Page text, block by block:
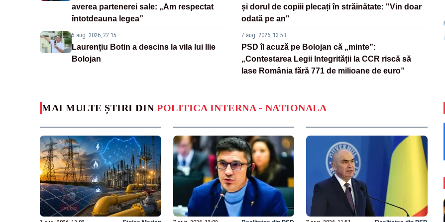
averea partenerei sale: „Am respectat
întotdeauna legea”
5 aug. 2026, 22:15
Laurențiu Botin a descins la vila lui Ilie
Bolojan
și dorul de copiii plecați în străinătate: "Vin doar
odată pe an"
7 aug. 2026, 13:53
PSD îl acuză pe Bolojan că „minte”:
„Contestarea Legii Integrității la CCR riscă să
lase România fără 771 de milioane de euro”
MAI MULTE ȘTIRI DIN POLITICA INTERNA - NATIONALA